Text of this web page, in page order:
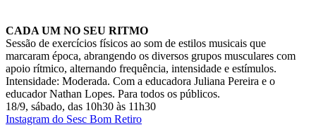
CADA UM NO SEU RITMO
Sessão de exercícios físicos ao som de estilos musicais que
marcaram época, abrangendo os diversos grupos musculares com
apoio rítmico, alternando frequência, intensidade e estímulos.
Intensidade: Moderada. Com a educadora Juliana Pereira e o
educador Nathan Lopes. Para todos os públicos.
18/9, sábado, das 10h30 às 11h30
Instagram do Sesc Bom Retiro